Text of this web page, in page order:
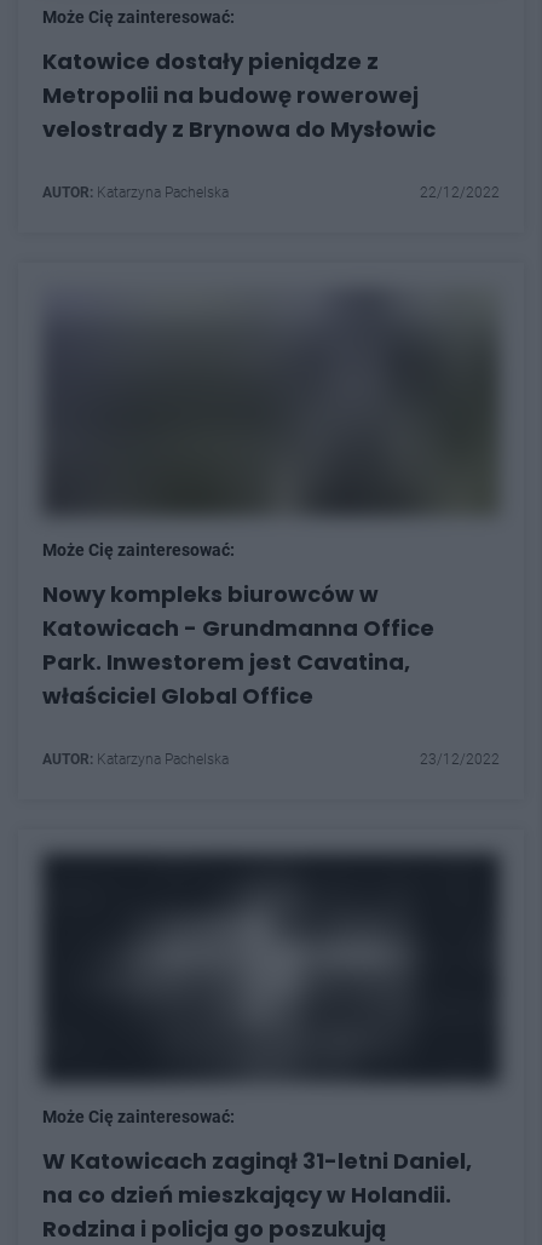
Może Cię zainteresować:
Katowice dostały pieniądze z
Metropolii na budowę rowerowej
velostrady z Brynowa do Mysłowic
AUTOR: Katarzyna Pachelska 22/12/2022
Może Cię zainteresować:
Nowy kompleks biurowców w
Katowicach - Grundmanna Office
Park. Inwestorem jest Cavatina,
właściciel Global Office
AUTOR: Katarzyna Pachelska 23/12/2022
Może Cię zainteresować:
W Katowicach zaginął 31-letni Daniel,
na co dzień mieszkający w Holandii.
Rodzina i policja go poszukują